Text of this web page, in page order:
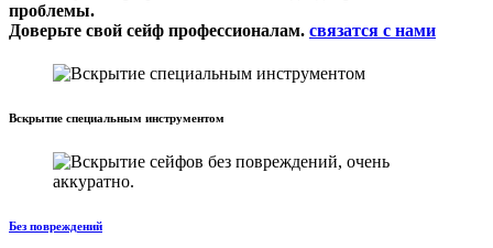
проблемы.
Доверьте свой сейф профессионалам. связатся с нами
Вскрытие специальным инструментом
Без повреждений